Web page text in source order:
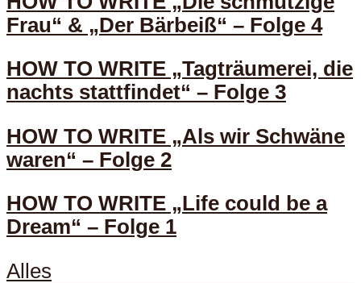
Frau“ & „Der Bärbeiß“ – Folge 4
HOW TO WRITE „Tagträumerei, die
nachts stattfindet“ – Folge 3
HOW TO WRITE „Als wir Schwäne
waren“ – Folge 2
HOW TO WRITE „Life could be a
Dream“ – Folge 1
Alles